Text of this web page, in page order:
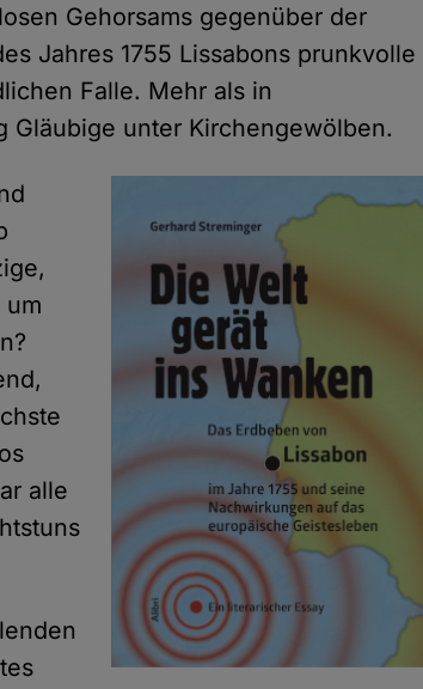
Gehorsams gegenüber der
Jahres 1755 Lissabons prunkvolle
Falle. Mehr als in
Gläubige unter Kirchengewölben.
um
alle